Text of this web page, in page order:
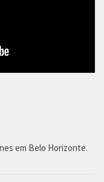
em Belo Horizonte.